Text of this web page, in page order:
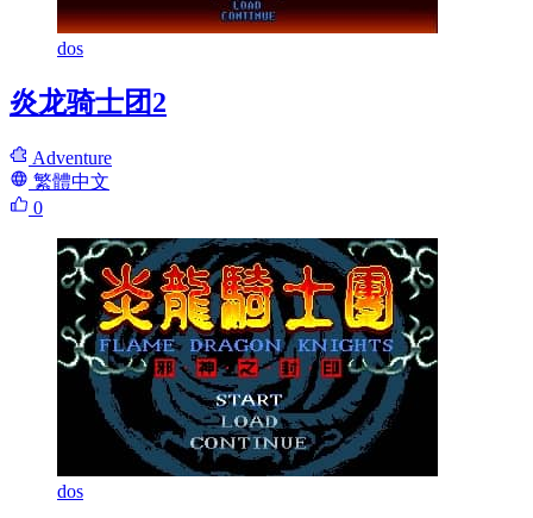
dos
炎龙骑士团2
Adventure
繁體中文
0
dos